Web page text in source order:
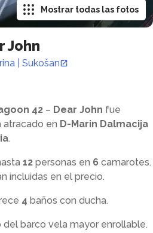
John
| Sukošan
Mostrar todas las fotos
42 – Dear John fue
atracado en D-Marin Dalmacija
.
12 personas en 6 camarotes.
incluidas en el precio.
4 baños con ducha.
barco vela mayor enrollable.